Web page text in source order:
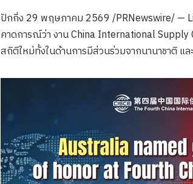
ปักกิ่ง 29 พฤษภาคม 2569 /PRNewswire/ —
คาดการณ์ว่า งาน China International
สถิติใหม่ทั้งในด้านการมีส่วนร่วมจากนานาชาติ แล